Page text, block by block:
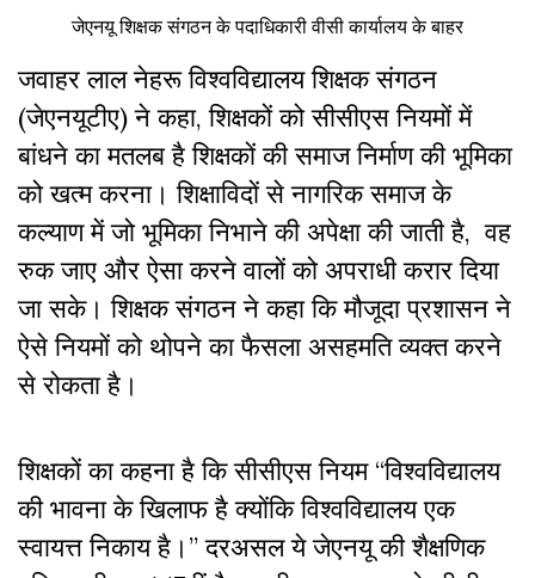
जेएनयू शिक्षक संगठन के पदाधिकारी वीसी कार्यालय के बाहर
जवाहर लाल नेहरू विश्वविद्यालय शिक्षक संगठन
(जेएनयूटीए) ने कहा, शिक्षकों को सीसीएस नियमों में
बांधने का मतलब है शिक्षकों की समाज निर्माण की भूमिका
को खत्म करना। शिक्षाविदों से नागरिक समाज के
कल्याण में जो भूमिका निभाने की अपेक्षा की जाती है, वह
रुक जाए और ऐसा करने वालों को अपराधी करार दिया
जा सके। शिक्षक संगठन ने कहा कि मौजूदा प्रशासन ने
ऐसे नियमों को थोपने का फैसला असहमति व्यक्त करने
से रोकता है।
शिक्षकों का कहना है कि सीसीएस नियम “विश्वविद्यालय
की भावना के खिलाफ है क्योंकि विश्वविद्यालय एक
स्वायत्त निकाय है।” दरअसल ये जेएनयू की शैक्षणिक